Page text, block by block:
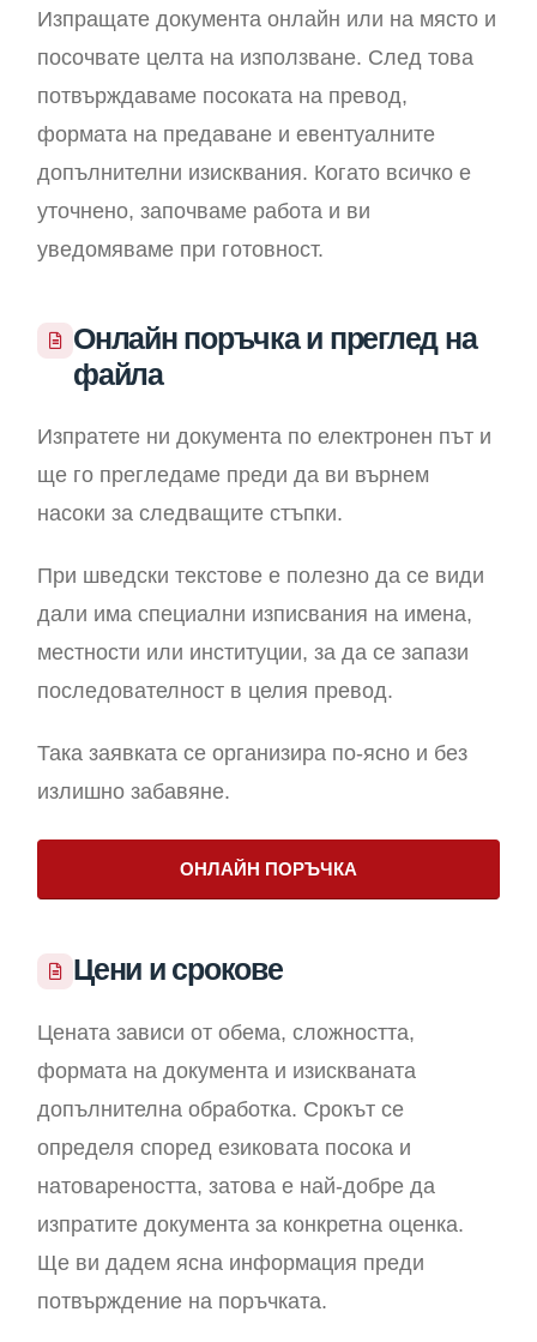
Изпращате документа онлайн или на място и
посочвате целта на използване. След това
потвърждаваме посоката на превод,
формата на предаване и евентуалните
допълнителни изисквания. Когато всичко е
уточнено, започваме работа и ви
уведомяваме при готовност.
Онлайн поръчка и преглед на
файла
Изпратете ни документа по електронен път и
ще го прегледаме преди да ви върнем
насоки за следващите стъпки.
При шведски текстове е полезно да се види
дали има специални изписвания на имена,
местности или институции, за да се запази
последователност в целия превод.
Така заявката се организира по-ясно и без
излишно забавяне.
ОНЛАЙН ПОРЪЧКА
Цени и срокове
Цената зависи от обема, сложността,
формата на документа и изискваната
допълнителна обработка. Срокът се
определя според езиковата посока и
натовареността, затова е най-добре да
изпратите документа за конкретна оценка.
Ще ви дадем ясна информация преди
потвърждение на поръчката.